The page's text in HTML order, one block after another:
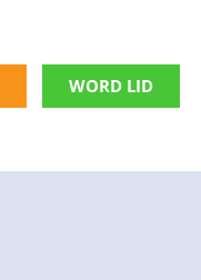
WORD LID